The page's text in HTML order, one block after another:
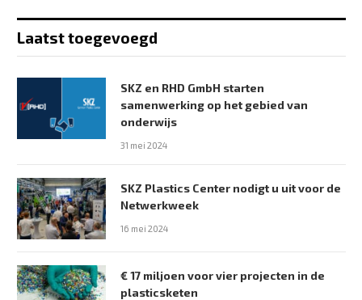
Laatst toegevoegd
SKZ en RHD GmbH starten
samenwerking op het gebied van
onderwijs
31 mei 2024
SKZ Plastics Center nodigt u uit voor de
Netwerkweek
16 mei 2024
€ 17 miljoen voor vier projecten in de
plasticsketen